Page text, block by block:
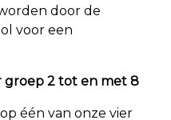
door de
voor een
groep 2 tot en met 8
één van onze vier